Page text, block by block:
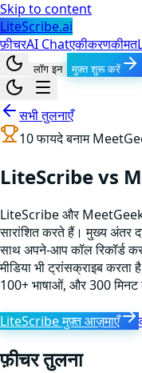
Skip to content
LiteScribe.ai
फ़ीचरAI Chatएकीकरणकीमत
लॉग इन मुफ़्त शुरू करें
सभी तुलनाएँ
10फायदे बनाम
LiteScribe vs
LiteScribe और MeetGeek
सारांशित करते हैं। मुख्य अंतर
साथ अपने-आप कॉल रिकॉर्ड
मीडिया भी ट्रांसक्राइब
100+ भाषाओं, और 300
LiteScribe मुफ़्त आज़माएँ
फ़ीचर तुलना